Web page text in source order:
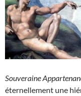
Souveraine
éternellement une